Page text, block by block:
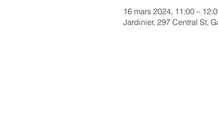
16 mars 2024, 11:00 –
Jardinier, 297 Central St,